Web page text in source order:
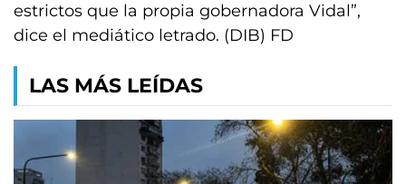
estrictos que la propia gobernadora Vidal”,
dice el mediático letrado. (DIB) FD
LAS MÁS LEÍDAS